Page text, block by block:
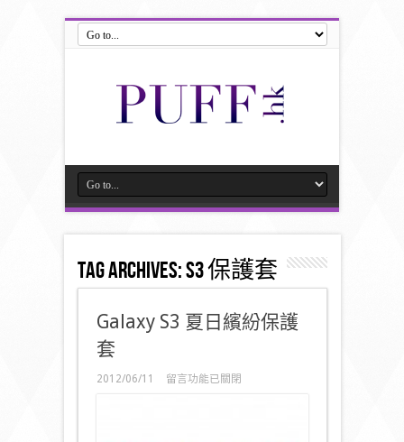
Tag Archives:S3 保護套
Galaxy S3 夏日繽紛保護
套
2012/06/11
在
留言功能已關閉